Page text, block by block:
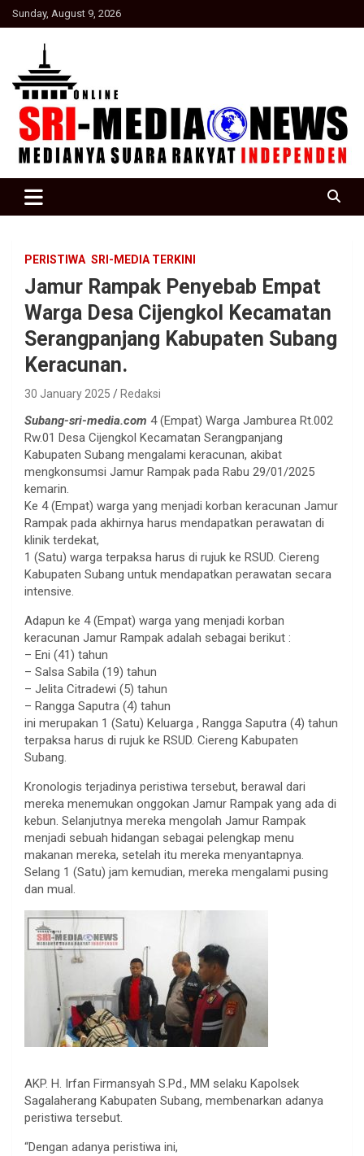
Skip
to
Sunday, August 9, 2026
SRI Media news
PERISTIWA SRI-MEDIA TERKINI
Jamur Rampak Penyebab Empat
Warga Desa Cijengkol Kecamatan
Serangpanjang Kabupaten Subang
Keracunan.
30 January 2025 Redaksi
Subang-sri-media.com 4 (Empat) Warga Jamburea Rt.002
Rw.01 Desa Cijengkol Kecamatan Serangpanjang
Kabupaten Subang mengalami keracunan, akibat
mengkonsumsi Jamur Rampak pada Rabu 29/01/2025
kemarin.
Ke 4 (Empat) warga yang menjadi korban keracunan Jamur
Rampak pada akhirnya harus mendapatkan perawatan di
klinik terdekat,
1 (Satu) warga terpaksa harus di rujuk ke RSUD. Ciereng
Kabupaten Subang untuk mendapatkan perawatan secara
intensive.
Adapun ke 4 (Empat) warga yang menjadi korban
keracunan Jamur Rampak adalah sebagai berikut :
– Eni (41) tahun
– Salsa Sabila (19) tahun
– Jelita Citradewi (5) tahun
– Rangga Saputra (4) tahun
ini merupakan 1 (Satu) Keluarga , Rangga Saputra (4) tahun
terpaksa harus di rujuk ke RSUD. Ciereng Kabupaten
Subang.
Kronologis terjadinya peristiwa tersebut, berawal dari
mereka menemukan onggokan Jamur Rampak yang ada di
kebun. Selanjutnya mereka mengolah Jamur Rampak
menjadi sebuah hidangan sebagai pelengkap menu
makanan mereka, setelah itu mereka menyantapnya.
Selang 1 (Satu) jam kemudian, mereka mengalami pusing
dan mual.
AKP. H. Irfan Firmansyah S.Pd., MM selaku Kapolsek
Sagalaherang Kabupaten Subang, membenarkan adanya
peristiwa tersebut.
“Dengan adanya peristiwa ini,